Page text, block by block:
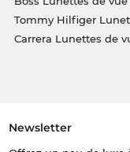
Tommy Hilfiger
Carrera Lunettes de
Newsletter